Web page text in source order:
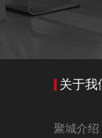
关于我
聚城介绍